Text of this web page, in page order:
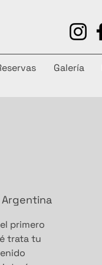
Galería
Argentina
primero
trata tu